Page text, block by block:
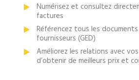
Numérisez et consultez
factures
Référencez tous les
fournisseurs (GED)
Améliorez les relations avec
d’obtenir de meilleurs prix et